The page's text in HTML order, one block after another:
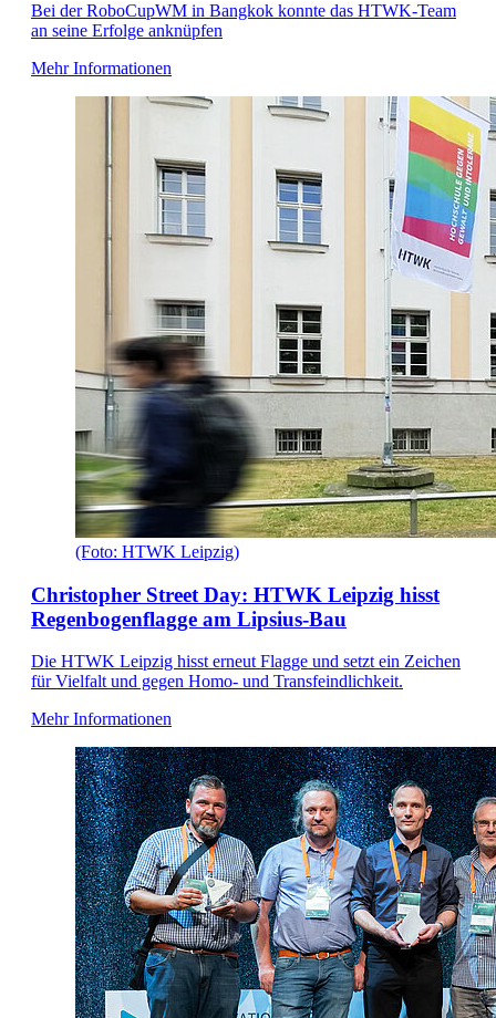
Bei der RoboCupWM in Bangkok konnte das HTWK-Team
an seine Erfolge anknüpfen
Mehr Informationen
(Foto: HTWK Leipzig)
Christopher Street Day: HTWK Leipzig hisst
Regenbogenflagge am Lipsius-Bau
Die HTWK Leipzig hisst erneut Flagge und setzt ein Zeichen
für Vielfalt und gegen Homo- und Transfeindlichkeit.
Mehr Informationen